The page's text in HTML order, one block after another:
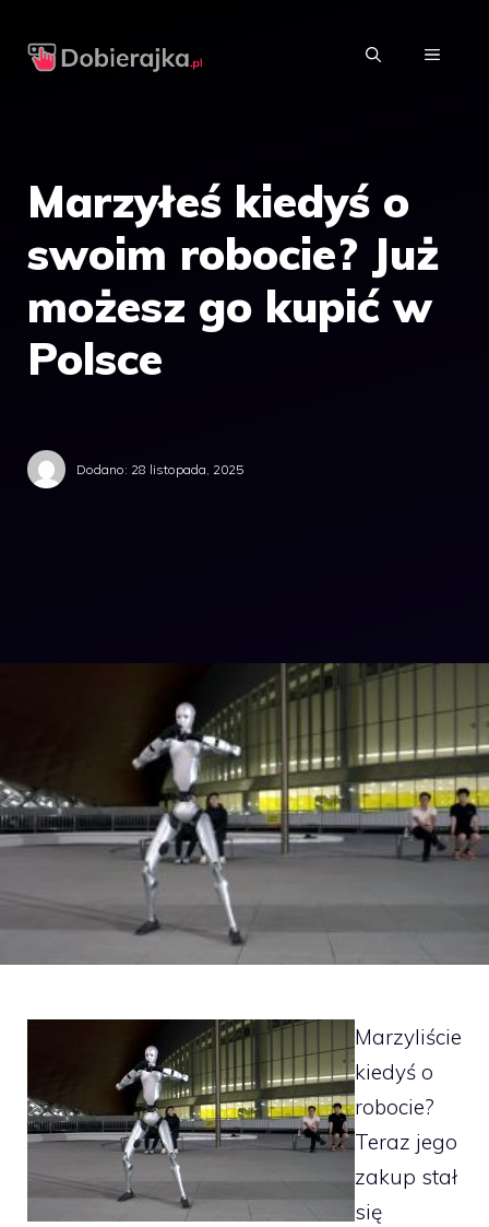
MENU
Marzyłeś kiedyś o
swoim robocie? Już
możesz go kupić w
Polsce
Dodano: 28 listopada, 2025
Marzyliście
kiedyś o
robocie?
Teraz jego
zakup stał
się